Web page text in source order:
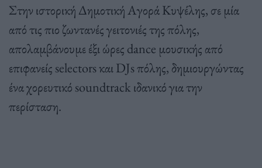
Στην ιστορική Δημοτική Αγορά Κυψέλης, σε μία
από τις πιο ζωντανές γειτονιές της πόλης,
απολαμβάνουμε έξι ώρες dance μουσικής από
επιφανείς selectors και DJs πόλης, δημιουργώντας
ένα χορευτικό soundtrack ιδανικό για την
περίσταση.